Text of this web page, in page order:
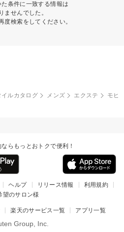
条件に一致する情報は
ませんでした。
度検索をしてください。
ルカタログ メンズ エクステ
モヒ
らもっとおトクで便利！
ヘルプ リリース情報
利用規約
望のサロン様
楽天のサービス一覧 アプリ一覧
Group, Inc.